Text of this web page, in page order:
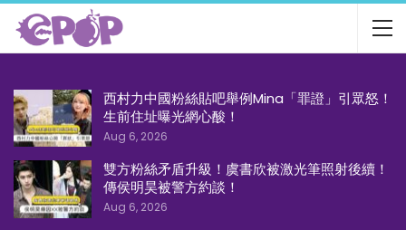
西村力中國粉絲貼吧舉例Mina「罪證」引眾怒！
生前住址曝光網心酸！
Aug 6, 2026
雙方粉絲矛盾升級！虞書欣被激光筆照射後續！
傳侯明昊被警方約談！
Aug 6, 2026